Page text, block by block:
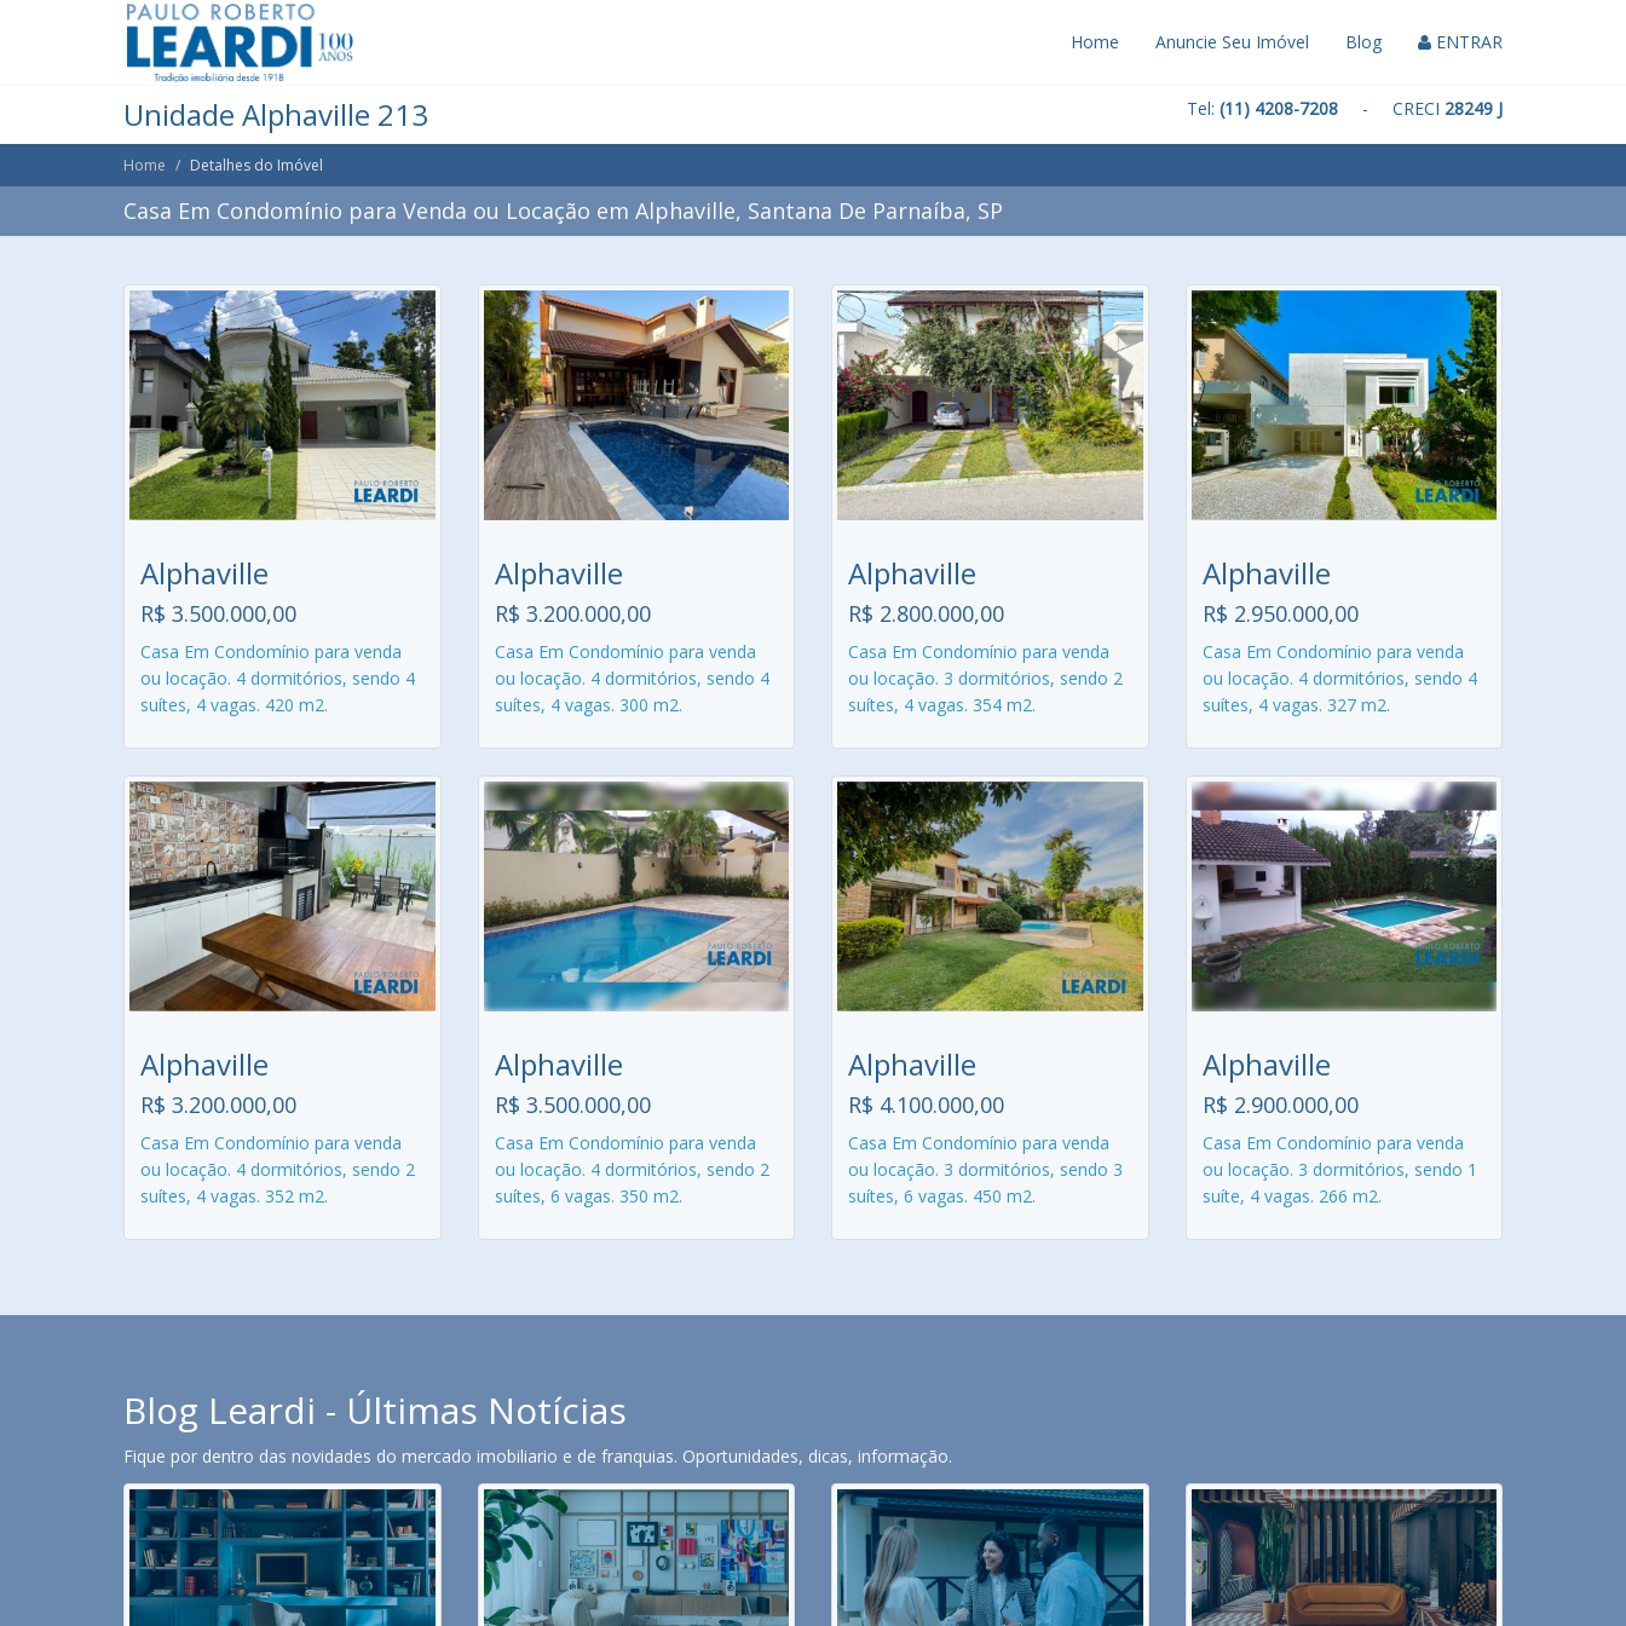
Home Anuncie Seu Imóvel Blog ENTRAR
Unidade Alphaville 213 Tel: (11) 4208-7208 - CRECI 28249 J
Home Detalhes do Imóvel
Casa Em Condomínio para Venda ou Locação em Alphaville, Santana De Parnaíba, SP
Alphaville
R$ 3.500.000,00
Casa Em Condomínio para venda
ou locação. 4 dormitórios, sendo 4
suítes, 4 vagas. 420 m2.
Alphaville
R$ 3.200.000,00
Casa Em Condomínio para venda
ou locação. 4 dormitórios, sendo 4
suítes, 4 vagas. 300 m2.
Alphaville
R$ 2.800.000,00
Casa Em Condomínio para venda
ou locação. 3 dormitórios, sendo 2
suítes, 4 vagas. 354 m2.
Alphaville
R$ 2.950.000,00
Casa Em Condomínio para venda
ou locação. 4 dormitórios, sendo 4
suítes, 4 vagas. 327 m2.
Alphaville
R$ 3.200.000,00
Casa Em Condomínio para venda
ou locação. 4 dormitórios, sendo 2
suítes, 4 vagas. 352 m2.
Alphaville
R$ 3.500.000,00
Casa Em Condomínio para venda
ou locação. 4 dormitórios, sendo 2
suítes, 6 vagas. 350 m2.
Alphaville
R$ 4.100.000,00
Casa Em Condomínio para venda
ou locação. 3 dormitórios, sendo 3
suítes, 6 vagas. 450 m2.
Alphaville
R$ 2.900.000,00
Casa Em Condomínio para venda
ou locação. 3 dormitórios, sendo 1
suíte, 4 vagas. 266 m2.
Blog Leardi - Últimas Notícias
Fique por dentro das novidades do mercado imobiliario e de franquias. Oportunidades, dicas, informação.